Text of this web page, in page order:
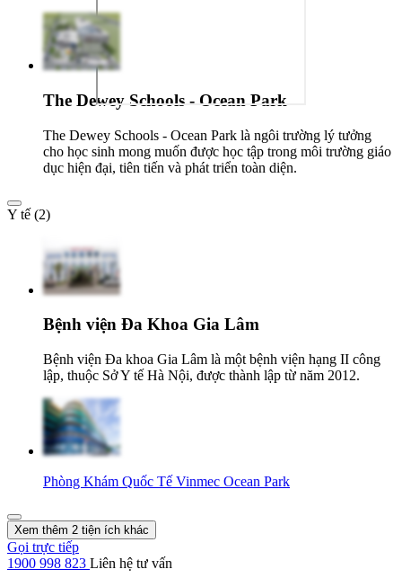
The Dewey Schools - Ocean Park
The Dewey Schools - Ocean Park là ngôi trường lý tưởng
cho học sinh mong muốn được học tập trong môi trường giáo
dục hiện đại, tiên tiến và phát triển toàn diện.
Y tế (2)
Bệnh viện Đa Khoa Gia Lâm
Bệnh viện Đa khoa Gia Lâm là một bệnh viện hạng II công
lập, thuộc Sở Y tế Hà Nội, được thành lập từ năm 2012.
Phòng Khám Quốc Tế Vinmec Ocean Park
Xem thêm 2 tiện ích khác
Gọi trực tiếp
1900 998 823 Liên hệ tư vấn